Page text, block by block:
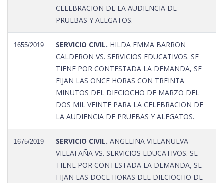
CELEBRACION DE LA AUDIENCIA DE
PRUEBAS Y ALEGATOS.
1655/2019 SERVICIO CIVIL. HILDA EMMA BARRON
CALDERON VS. SERVICIOS EDUCATIVOS. SE
TIENE POR CONTESTADA LA DEMANDA, SE
FIJAN LAS ONCE HORAS CON TREINTA
MINUTOS DEL DIECIOCHO DE MARZO DEL
DOS MIL VEINTE PARA LA CELEBRACION DE
LA AUDIENCIA DE PRUEBAS Y ALEGATOS.
1675/2019 SERVICIO CIVIL. ANGELINA VILLANUEVA
VILLAFAÑA VS. SERVICIOS EDUCATIVOS. SE
TIENE POR CONTESTADA LA DEMANDA, SE
FIJAN LAS DOCE HORAS DEL DIECIOCHO DE